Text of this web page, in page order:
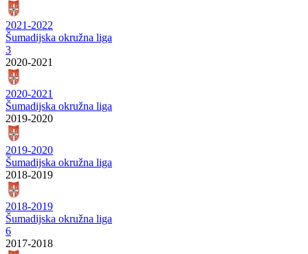
2021-2022
Šumadijska okružna liga
3
2020-2021
2020-2021
Šumadijska okružna liga
2019-2020
2019-2020
Šumadijska okružna liga
2018-2019
2018-2019
Šumadijska okružna liga
6
2017-2018